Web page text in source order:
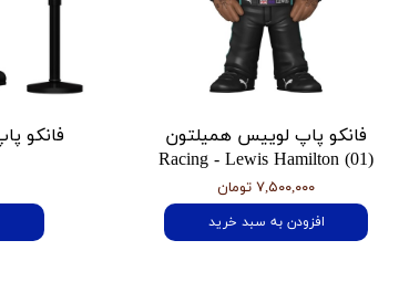
فانکو پاپ لوییس همیلتون
Racing - Lewis Hamilton (01)
۷,۵۰۰,۰۰۰ تومان
افزودن به سبد خرید